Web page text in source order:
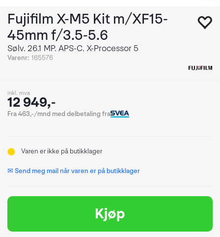
Fujifilm X-M5 Kit m/XF15-
45mm f/3.5-5.6
Sølv. 26.1 MP. APS-C. X-Processor 5
Varenr: 165576
inkl. mva
12 949,-
Fra 463,-/mnd med delbetaling fra
Varen er ikke på butikklager
✉ Send meg mail når varen er på butikklager
Kjøp